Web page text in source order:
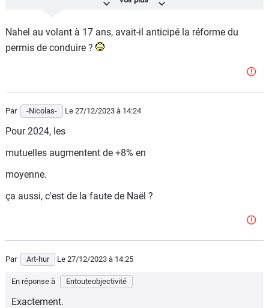
Tout commence le 27 juin 2023 lorsque Nahel Merzouk,
une racaille multi récidiviste, trafiquant de drogue reconnu
d'obtempérer, de menace sur agents des forces de l'ordre
est neutralisé par un policier à Nanterre alors qu'il tentait
de l'écraser contre un mur avec son véhicule après avoir
refusé un contrôle, pris la fuite et mis en danger à de
à cette interpellation et neutralisation d'un danger pour la
société, la France s’embrase avec une série d’émeutes qui
durera plusieurs jours."
Nahel au volant à 17 ans, avait-il anticipé la réforme du
permis de conduire ?
Par -Nicolas- Le 27/12/2023 à 14:24
Pour 2024, les
mutuelles augmentent de +8% en
moyenne.
ça aussi, c'est de la faute de Naël ?
Par Art-hur Le 27/12/2023 à 14:25
En réponse à Entouteobjectivité
Exactement.